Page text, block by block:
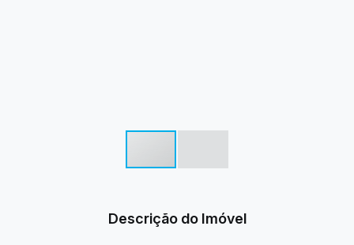
Descrição do Imóvel